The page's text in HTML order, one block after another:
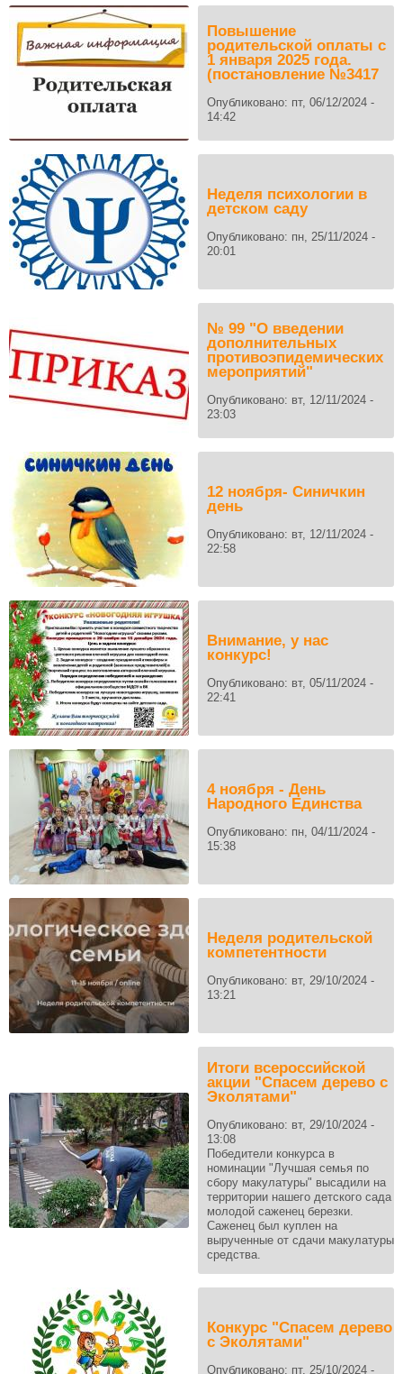
Повышение
родительской оплаты с
1 января 2025 года.
(постановление №3417
Опубликовано: пт, 06/12/2024 -
14:42
Неделя психологии в
детском саду
Опубликовано: пн, 25/11/2024 -
20:01
№ 99 "О введении
дополнительных
противоэпидемических
мероприятий"
Опубликовано: вт, 12/11/2024 -
23:03
12 ноября- Синичкин
день
Опубликовано: вт, 12/11/2024 -
22:58
Внимание, у нас
конкурс!
Опубликовано: вт, 05/11/2024 -
22:41
4 ноября - День
Народного Единства
Опубликовано: пн, 04/11/2024 -
15:38
Неделя родительской
компетентности
Опубликовано: вт, 29/10/2024 -
13:21
Итоги всероссийской
акции "Спасем дерево с
Эколятами"
Опубликовано: вт, 29/10/2024 -
13:08
Победители конкурса в
номинации "Лучшая семья по
сбору макулатуры" высадили на
территории нашего детского сада
молодой саженец березки.
Саженец был куплен на
вырученные от сдачи макулатуры
средства.
Конкурс "Спасем дерево
с Эколятами"
Опубликовано: пт, 25/10/2024 -